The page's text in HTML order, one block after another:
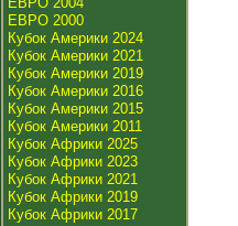
ЕВРО 2000
Кубок Америки 2024
Кубок Америки 2021
Кубок Америки 2019
Кубок Америки 2016
Кубок Америки 2015
Кубок Америки 2011
Кубок Африки 2025
Кубок Африки 2023
Кубок Африки 2021
Кубок Африки 2019
Кубок Африки 2017